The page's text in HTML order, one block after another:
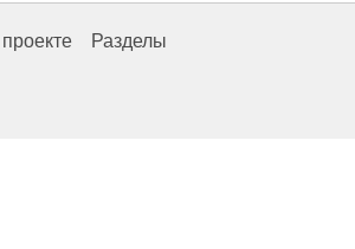
Разделы